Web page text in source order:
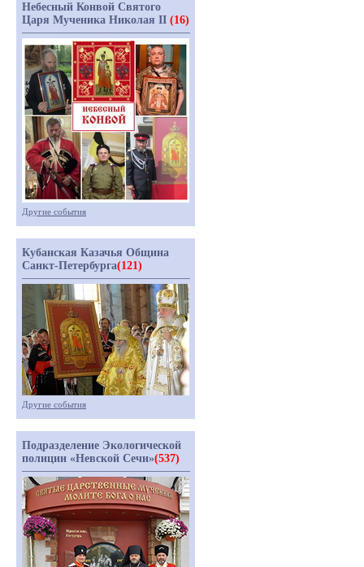
Небесный Конвой Святого
Царя Мученика Николая II (16)
Другие события
Кубанская Казачья Община
Санкт-Петербурга(121)
Другие события
Подразделение Экологической
полиции «Невской Сечи»(537)